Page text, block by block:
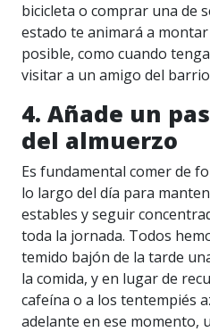
bicicleta o comprar una de
estado te animará a
posible, como cuando
visitar a un amigo del
4. Añade un
del almuerzo
Es fundamental comer de
lo largo del día para
estables y seguir
toda la jornada. Todos
temido bajón de la tarde
la comida, y en lugar de
cafeína o a los tentempiés
adelante en ese momento,